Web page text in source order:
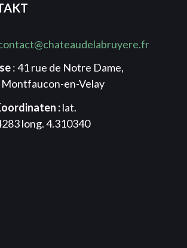
: 41 rue de Notre Dame,
en-Velay
:lat.
long. 4.310340